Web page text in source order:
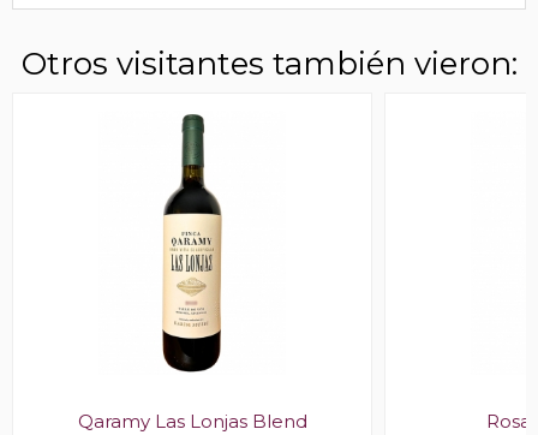
Otros visitantes también vieron:
Qaramy Las Lonjas Blend